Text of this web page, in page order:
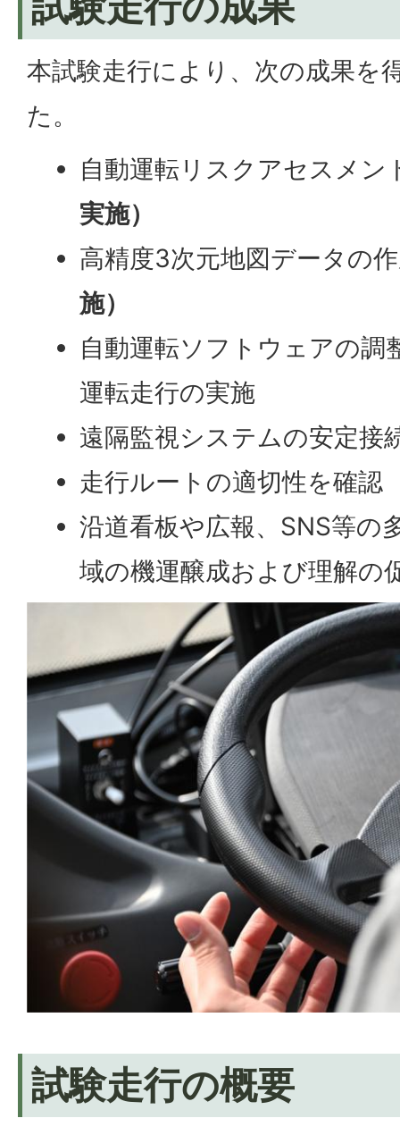
本試験走行により、次の成果を
た。
自動運転リスクアセスメン
実施）
高精度3次元地図データの
施）
自動運転ソフトウェアの調
運転走行の実施
遠隔監視システムの安定接
走行ルートの適切性を確認
沿道看板や広報、SNS等の
域の機運醸成および理解の
試験走行の概要